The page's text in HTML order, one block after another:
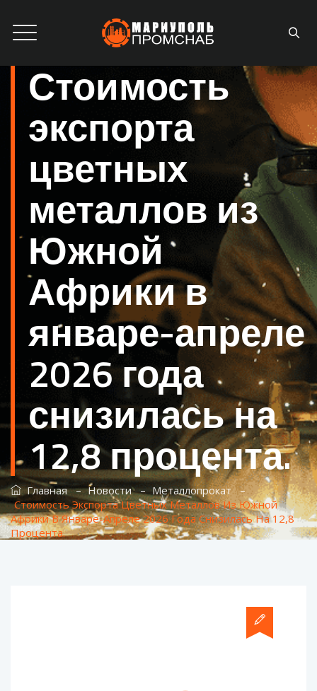
Стоимость
экспорта
цветных
металлов из
Южной
Африки в
январе-апреле
2026 года
снизилась на
12,8 процента.
Главная–Новости–Металлопрокат–
Стоимость Экспорта Цветных Металлов Из Южной
Африки В Январе-Апреле 2026 Года Снизилась На 12,8
Процента.